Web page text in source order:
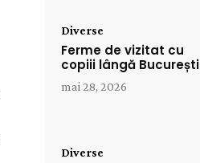
Diverse
Ferme de vizitat cu
copiii lângă București
mai 28, 2026
Diverse